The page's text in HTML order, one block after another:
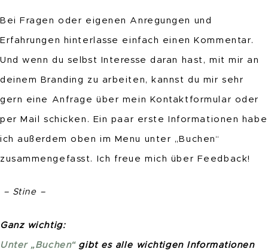
Bei Fragen oder eigenen Anregungen und
Erfahrungen hinterlasse einfach einen Kommentar.
Und wenn du selbst Interesse daran hast, mit mir an
deinem Branding zu arbeiten, kannst du mir sehr
gern eine Anfrage über mein Kontaktformular oder
per Mail schicken. Ein paar erste Informationen habe
ich außerdem oben im Menu unter „Buchen“
zusammengefasst. Ich freue mich über Feedback!
– Stine –
Ganz wichtig:
Unter „Buchen“gibt es alle wichtigen Informationen